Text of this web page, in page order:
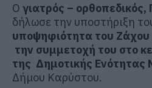
Ο γιατρός –
δήλωσε την υποστήριξη
υποψηφιότητα του Ζάχου
την συμμετοχή του στο
της Δημοτικής Ενότητας
Δήμου Καρύστου.